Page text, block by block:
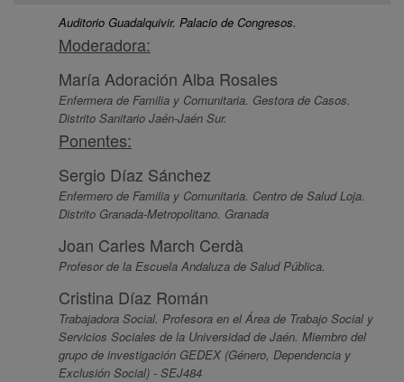
Auditorio Guadalquivir. Palacio de Congresos.
Moderadora:
María Adoración Alba Rosales
Enfermera de Familia y Comunitaria. Gestora de Casos.
Distrito Sanitario Jaén-Jaén Sur.
Ponentes:
Sergio Díaz Sánchez
Enfermero de Familia y Comunitaria. Centro de Salud Loja.
Distrito Granada-Metropolitano. Granada
Joan Carles March Cerdà
Profesor de la Escuela Andaluza de Salud Pública.
Cristina Díaz Román
Trabajadora Social. Profesora en el Área de Trabajo Social y
Servicios Sociales de la Universidad de Jaén. Miembro del
grupo de investigación GEDEX (Género, Dependencia y
Exclusión Social) - SEJ484